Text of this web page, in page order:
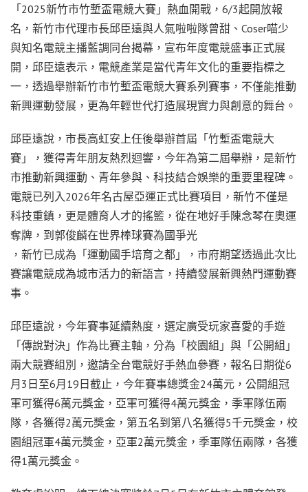
「2025新竹市竹塹盃電競大賽」熱血開戰，6/3起開放報
名，新竹市代理市長邱臣遠與人氣啦啦隊曾甜、Coser喵少
與知名電競主播藍調同台揭幕，宣布年度電競盛事正式展
開，邱臣遠表示，電競產業是當代青年文化的重要指標之
一，透過舉辦新竹市竹塹盃電競大賽系列賽事，不僅能推動
新興運動發展，更為年輕世代打造展現實力與創意的舞台。
邱臣遠說，市長高虹安上任後舉辦首屆「竹塹盃電競大
賽」，獲得青年朋友熱烈迴響，今年為第二屆舉辦，是新竹
市推動新興運動、青年參與、科技結合娛樂的重要里程碑。
電競已列入2026年名古屋亞運正式比賽項目，新竹不僅是
科技重鎮，更是體育人才的搖籃，從在地好手陳念琴在奧運
奪牌，到郭俊麟在世界棒球賽為國爭光
，新竹已成為「運動國手培育之都」，市府期望透過此次比
賽讓電競成為城市活力的新語言，持續發展新興熱門運動賽
事。
邱臣遠說，今年賽事延續熱度，選定廣受玩家喜愛的手遊
「傳說對決」作為比賽主軸，分為「校園組」與「公開組」
兩大競賽組別，邀請全台電競好手熱血參賽，報名日期從6
月3日至6月19日截止，今年賽事總獎金24萬元，公開組冠
軍可獲得6萬元獎金，亞軍可獲得4萬元獎金，季軍隊伍兩
隊，各獲得2萬元獎金，第五名到第八名獲得5千元獎金，校
園組冠軍4萬元獎金，亞軍2萬元獎金，季軍隊伍兩隊，各獲
得1萬元獎金。